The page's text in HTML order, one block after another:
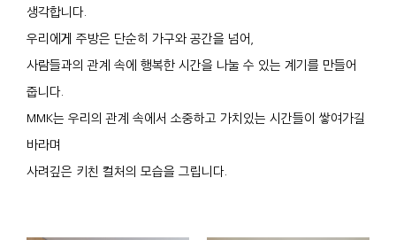
생각합니다.
우리에게 주방은 단순히 가구와 공간을 넘어,
사람들과의 관계 속에 행복한 시간을 나눌 수 있는 계기를 만들어
줍니다.
MMK는 우리의 관계 속에서 소중하고 가치있는 시간들이 쌓여가길
바라며
사려깊은 키친 컬처의 모습을 그립니다.